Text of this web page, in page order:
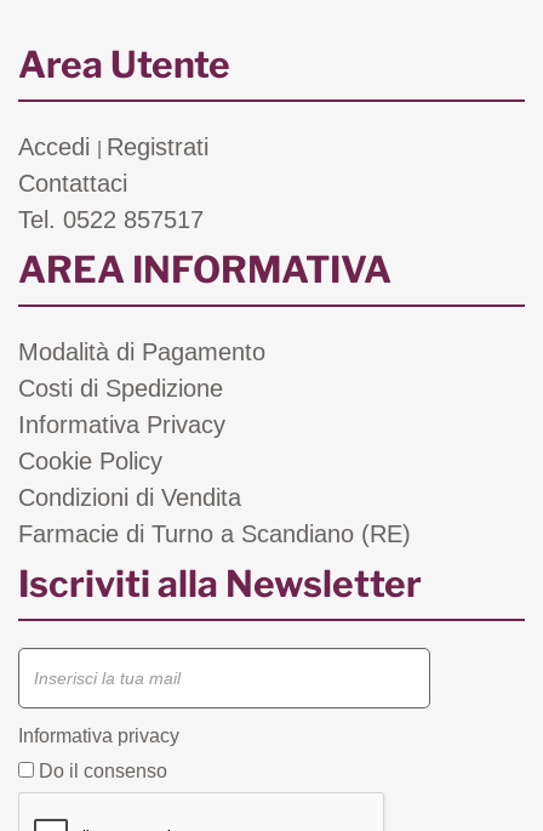
Area Utente
Accedi
Registrati
Contattaci
Tel. 0522 857517
AREA INFORMATIVA
Modalità di Pagamento
Costi di Spedizione
Informativa Privacy
Cookie Policy
Condizioni di Vendita
Farmacie di Turno a Scandiano (RE)
Iscriviti alla Newsletter
Informativa privacy
Do il consenso